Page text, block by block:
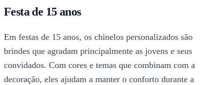
Festa de 15 anos
Em festas de 15 anos, os chinelos personalizados são
brindes que agradam principalmente as jovens e seus
convidados. Com cores e temas que combinam com a
decoração, eles ajudam a manter o conforto durante a